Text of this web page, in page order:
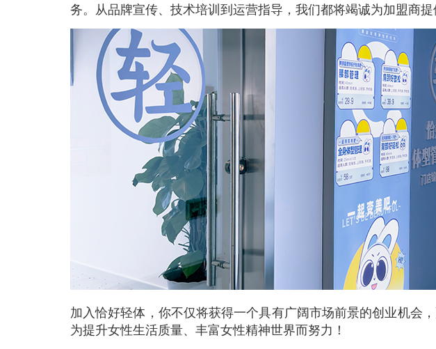
务。从品牌宣传、技术培训到运营指导，我们都将竭诚为加盟商
加入恰好轻体，你不仅将获得一个具有广阔市场前景的创业机会
为提升女性生活质量、丰富女性精神世界而努力！